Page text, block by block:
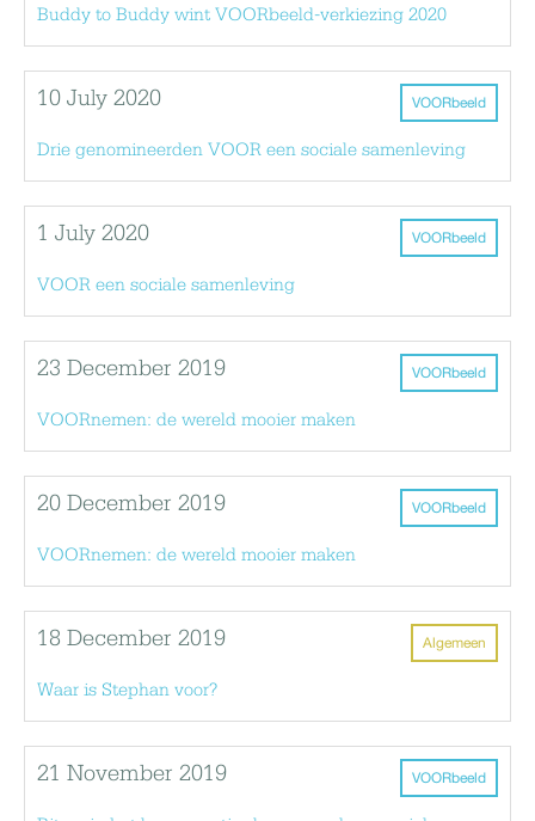
Buddy to Buddy wint VOORbeeld-verkiezing 2020
VOORbeeld
10 July 2020
Drie genomineerden VOOR een sociale samenleving
VOORbeeld
1 July 2020
VOOR een sociale samenleving
VOORbeeld
23 December 2019
VOORnemen: de wereld mooier maken
VOORbeeld
20 December 2019
VOORnemen: de wereld mooier maken
Algemeen
18 December 2019
Waar is Stephan voor?
VOORbeeld
21 November 2019